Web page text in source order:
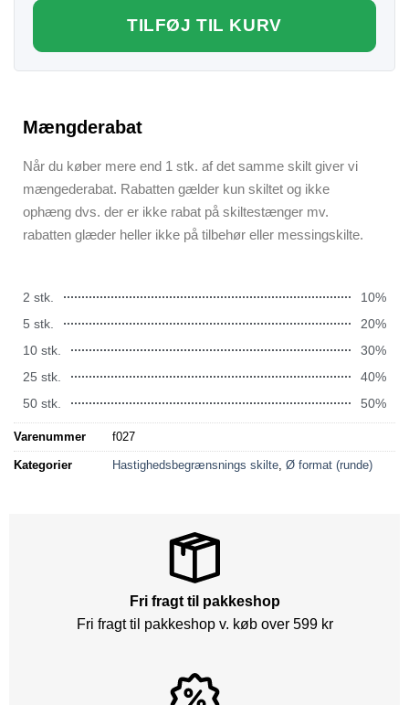
TILFØJ TIL KURV
Mængderabat
Når du køber mere end 1 stk. af det samme skilt giver vi
mængederabat. Rabatten gælder kun skiltet og ikke
ophæng dvs. der er ikke rabat på skiltestænger mv.
rabatten glæder heller ikke på tilbehør eller messingskilte.
2 stk.
10%
5 stk.
20%
10 stk.
30%
25 stk.
40%
50 stk.
50%
Varenummer f027
Kategorier Hastighedsbegrænsnings skilte, Ø format (runde)
Fri fragt til pakkeshop
Fri fragt til pakkeshop v. køb over 599 kr